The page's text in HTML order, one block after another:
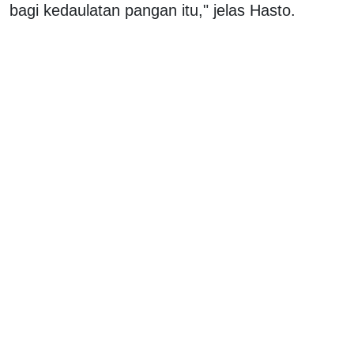
bagi kedaulatan pangan itu," jelas Hasto.